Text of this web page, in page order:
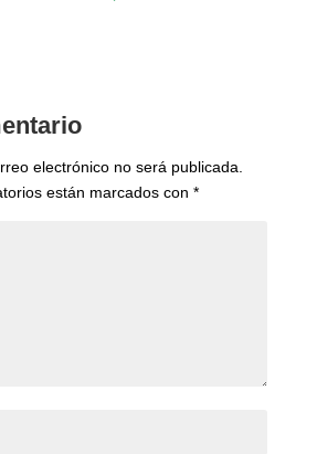
electrónico no será publicada.
están marcados con *